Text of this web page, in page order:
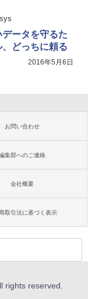
ータを守るた
どっちに頼る
2016年5月6日
お問い合わせ
集部へのご連絡
会社概要
取引法に基づく表示
rights reserved.